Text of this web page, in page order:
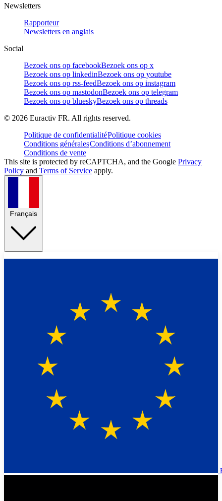
Newsletters
Rapporteur
Newsletters en anglais
Social
Bezoek ons op facebookBezoek ons op x
Bezoek ons op linkedinBezoek ons op youtube
Bezoek ons op rss-feedBezoek ons op instagram
Bezoek ons op mastodonBezoek ons op telegram
Bezoek ons op blueskyBezoek ons op threads
© 2026 Euractiv FR. All rights reserved.
Politique de confidentialitéPolitique cookies
Conditions généralesConditions d’abonnement
Conditions de vente
This site is protected by reCAPTCHA, and the Google Privacy
Policy and Terms of Service apply.
Français